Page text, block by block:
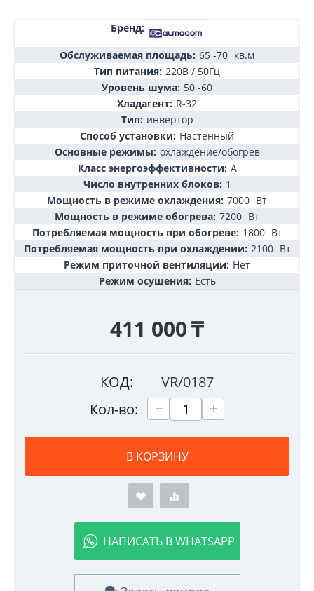
Бренд:
Обслуживаемая площадь: 65 -70 кв.м
Тип питания: 220В / 50Гц
Уровень шума: 50 -60
Хладагент: R-32
Тип: инвертор
Способ установки: Настенный
Основные режимы: охлаждение/обогрев
Класс энергоэффективности: А
Число внутренних блоков: 1
Мощность в режиме охлаждения: 7000 Вт
Мощность в режиме обогрева: 7200 Вт
Потребляемая мощность при обогреве: 1800 Вт
Потребляемая мощность при охлаждении: 2100 Вт
Режим приточной вентиляции: Нет
Режим осушения: Есть
411 000₸
КОД:
VR/0187
Кол-во:
+
−
В КОРЗИНУ
НАПИСАТЬ В WHATSAPP